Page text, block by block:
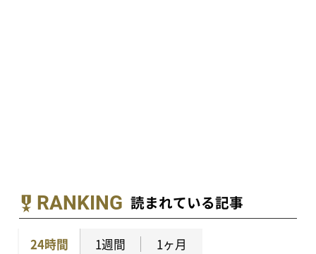
RANKING 読まれている記事
24時間 1週間 1ヶ月